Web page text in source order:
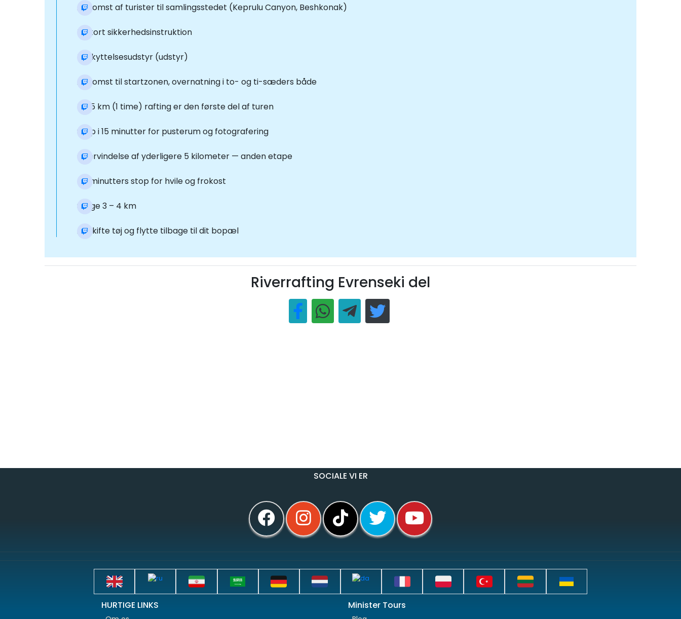
Ankomst af turister til samlingsstedet (Keprulu Canyon, Beshkonak)
En kort sikkerhedsinstruktion
Beskyttelsesudstyr (udstyr)
Ankomst til startzonen, overnatning i to- og ti-sæders både
De 5 km (1 time) rafting er den første del af turen
Stop i 15 minutter for pusterum og fotografering
Overvindelse af yderligere 5 kilometer — anden etape
40 minutters stop for hvile og frokost
Stage 3 – 4 km
At skifte tøj og flytte tilbage til dit bopæl
Riverrafting Evrenseki del
SOCIALE VI ER
HURTIGE LINKS Minister Tours